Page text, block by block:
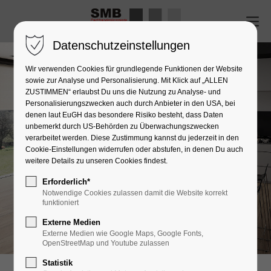
Datenschutzeinstellungen
Wir verwenden Cookies für grundlegende Funktionen der Website
sowie zur Analyse und Personalisierung. Mit Klick auf „ALLEN
ZUSTIMMEN“ erlaubst Du uns die Nutzung zu Analyse- und
Personalisierungszwecken auch durch Anbieter in den USA, bei
denen laut EuGH das besondere Risiko besteht, dass Daten
unbemerkt durch US-Behörden zu Überwachungszwecken
verarbeitet werden. Diese Zustimmung kannst du jederzeit in den
Cookie-Einstellungen widerrufen oder abstufen, in denen Du auch
weitere Details zu unseren Cookies findest.
Erforderlich*
Notwendige Cookies zulassen damit die Website korrekt
funktioniert
Externe Medien
Externe Medien wie Google Maps, Google Fonts,
OpenStreetMap und Youtube zulassen
Statistik